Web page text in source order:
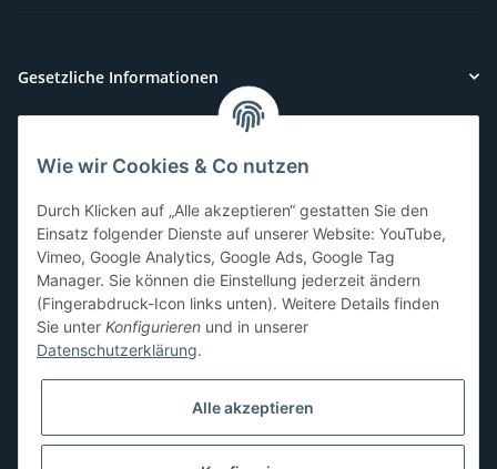
Gesetzliche Informationen
Kundenservice
Sie benötigen Hilfe oder haben Fragen?
071-5355993
service@beamerlampe24.ch
Sicher Einkaufen
Wie wir Cookies & Co nutzen
Durch Klicken auf „Alle akzeptieren“ gestatten Sie den
Einsatz folgender Dienste auf unserer Website: YouTube,
Vimeo, Google Analytics, Google Ads, Google Tag
Manager. Sie können die Einstellung jederzeit ändern
(Fingerabdruck-Icon links unten). Weitere Details finden
Sie unter Konfigurieren und in unserer
Datenschutzerklärung.
Alle akzeptieren